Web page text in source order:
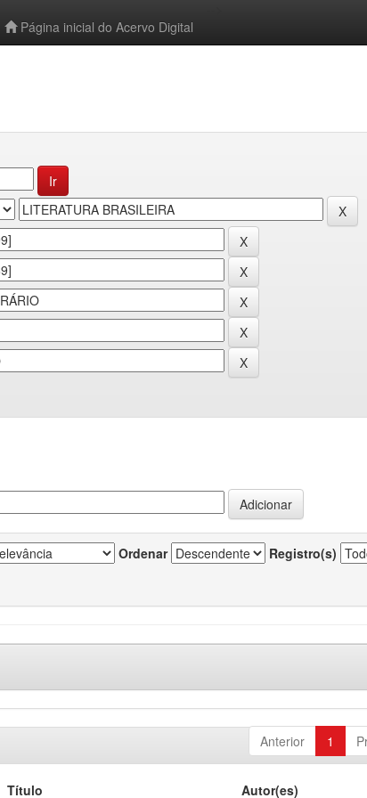
Página inicial do Acervo Digital
Ordenar Registro(s)
Anterior 1
Título Autor(es)